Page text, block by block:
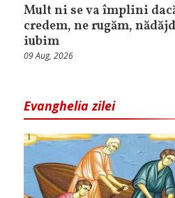
Mult ni se va împlini
credem, ne rugăm,
iubim
09 Aug, 2026
Evanghelia zilei